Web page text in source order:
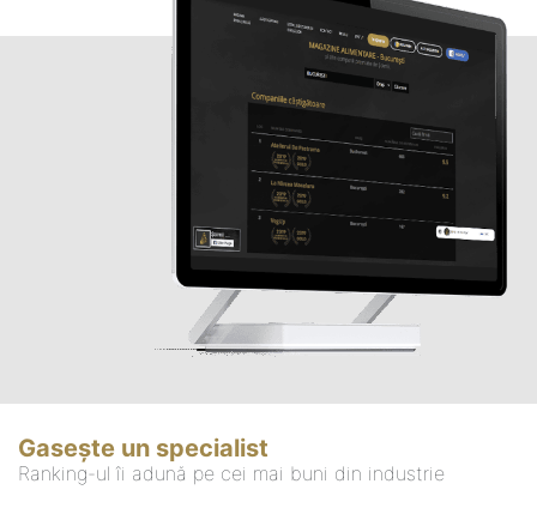
Gasește un specialist
Ranking-ul îi adună pe cei mai buni din industrie